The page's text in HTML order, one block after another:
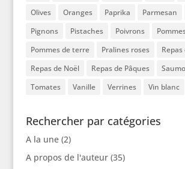
Olives
Oranges Paprika Parmesan
Pignons
Pistaches Poivrons
Pommes de terre
Pralines roses
Repas
Repas de Noël
Repas de Pâques
Tomates
Vanille Verrines Vin blanc
Rechercher par catégories
A la une(2)
A propos de l'auteur(35)